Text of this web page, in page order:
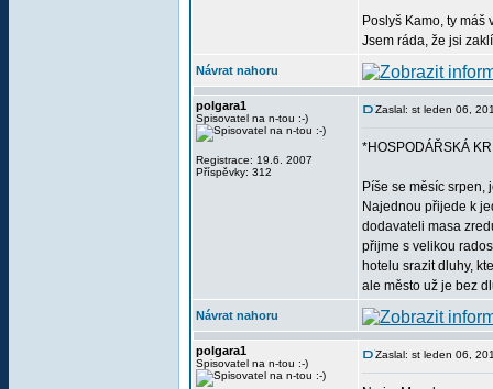
Poslyš Kamo, ty
Jsem ráda, že jsi
Návrat nahoru
polgara1
Spisovatel na n-tou :-)
Registrace: 19.6. 2007
Příspěvky: 312
Zaslal: st leden 06,
*HOSPODÁŘSKÁ
Píše se měsíc srpen,
Najednou přijede k
dodavateli masa
přijme s velikou
hotelu srazit dluhy,
ale město už je bez
Návrat nahoru
polgara1
Spisovatel na n-tou :-)
Zaslal: st leden 06,